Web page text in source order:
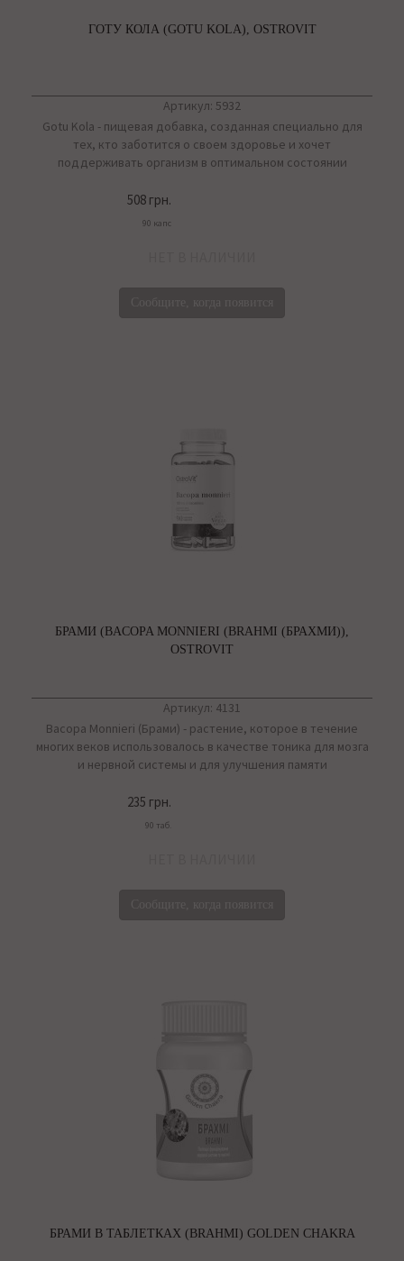
ГОТУ КОЛА (GOTU KOLA), OSTROVIT
Артикул: 5932
Gotu Kola - пищевая добавка, созданная специально для
тех, кто заботится о своем здоровье и хочет
поддерживать организм в оптимальном состоянии
508 грн.
90 капс
БРАМИ (BACOPA MONNIERI (BRAHMI (БРАХМИ)),
OSTROVIT
Артикул: 4131
Bacopa Monnieri (Брами) - растение, которое в течение
многих веков использовалось в качестве тоника для мозга
и нервной системы и для улучшения памяти
235 грн.
90 таб.
БРАМИ В ТАБЛЕТКАХ (BRAHMI) GOLDEN CHAKRA